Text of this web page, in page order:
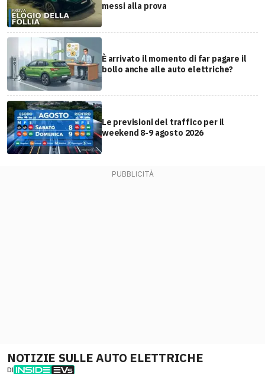
messi alla prova
È arrivato il momento di far pagare il
bollo anche alle auto elettriche?
Le previsioni del traffico per il
weekend 8-9 agosto 2026
NOTIZIE SULLE AUTO ELETTRICHE
DI